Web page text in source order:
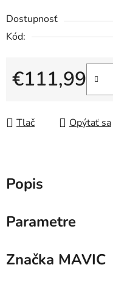
Dostupnosť
Kód:
€111,99
Tlač Opýtať sa
Popis
Parametre
Značka MAVIC